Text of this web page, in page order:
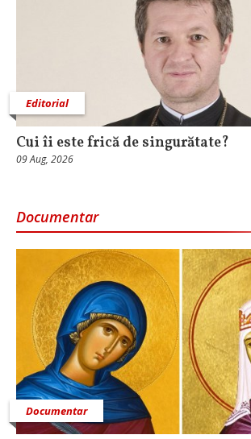
Editorial
Cui îi este frică de singurătate?
09 Aug, 2026
Documentar
Documentar